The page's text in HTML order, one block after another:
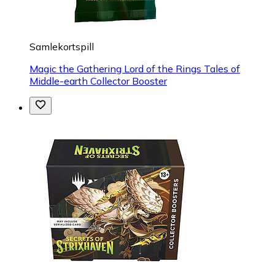
Samlekortspill
Magic the Gathering Lord of the Rings Tales of
Middle-earth Collector Booster